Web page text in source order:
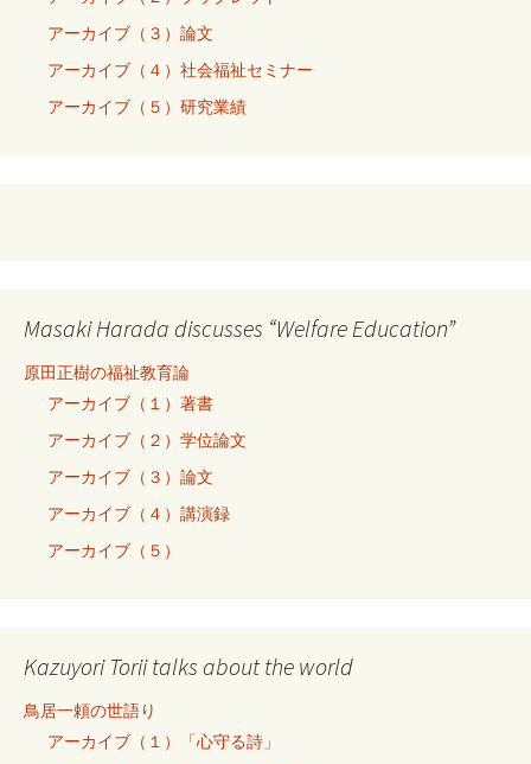
アーカイブ（３）論文
アーカイブ（４）社会福祉セミナー
アーカイブ（５）研究業績
Masaki Harada discusses “Welfare Education”
原田正樹の福祉教育論
アーカイブ（１）著書
アーカイブ（２）学位論文
アーカイブ（３）論文
アーカイブ（４）講演録
アーカイブ（５）
Kazuyori Torii talks about the world
鳥居一頼の世語り
アーカイブ（１）「心守る詩」